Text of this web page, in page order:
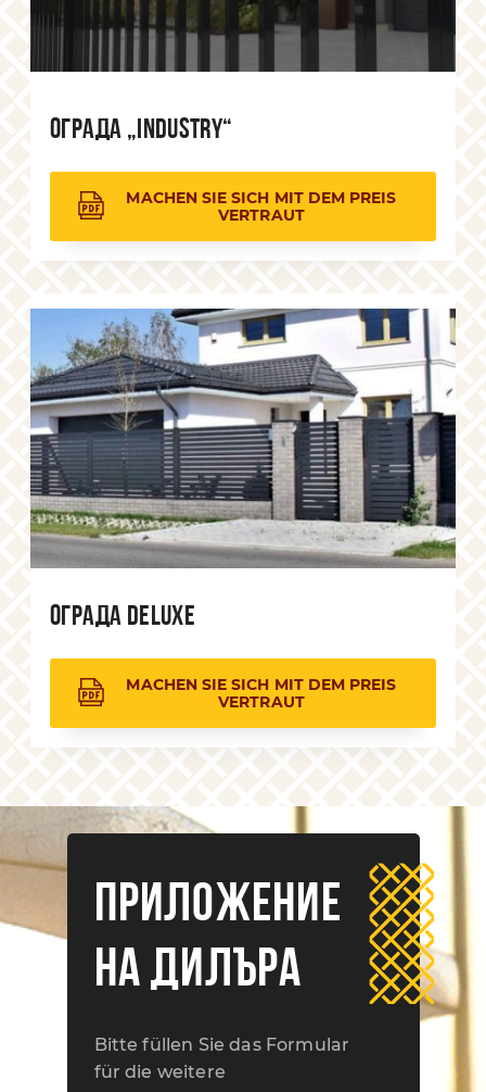
Ограда „Industry“
MACHEN SIE SICH MIT DEM PREIS
VERTRAUT
Ограда Deluxe
MACHEN SIE SICH MIT DEM PREIS
VERTRAUT
ПРИЛОЖЕНИЕ
НА ДИЛЪРА
Bitte füllen Sie das Formular
für die weitere